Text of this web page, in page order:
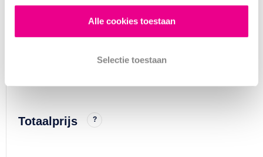
Alle cookies toestaan
Selectie toestaan
20 YEARS ON THE ROAD
THE DUTCH EAGLES
za 01 nov 2025 - 20:15
Totaalprijs ?